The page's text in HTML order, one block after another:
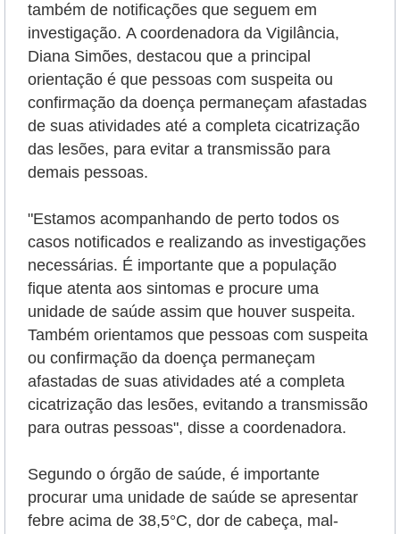
também de notificações que seguem em
investigação. A coordenadora da Vigilância,
Diana Simões, destacou que a principal
orientação é que pessoas com suspeita ou
confirmação da doença permaneçam afastadas
de suas atividades até a completa cicatrização
das lesões, para evitar a transmissão para
demais pessoas.
"Estamos acompanhando de perto todos os
casos notificados e realizando as investigações
necessárias. É importante que a população
fique atenta aos sintomas e procure uma
unidade de saúde assim que houver suspeita.
Também orientamos que pessoas com suspeita
ou confirmação da doença permaneçam
afastadas de suas atividades até a completa
cicatrização das lesões, evitando a transmissão
para outras pessoas", disse a coordenadora.
Segundo o órgão de saúde, é importante
procurar uma unidade de saúde se apresentar
febre acima de 38,5°C, dor de cabeça, mal-